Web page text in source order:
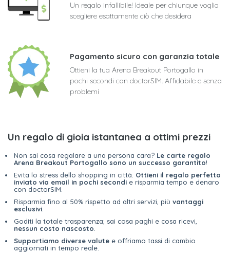
Un regalo infallibile! Ideale per chiunque voglia
scegliere esattamente ciò che desidera
Pagamento sicuro con garanzia totale
Ottieni la tua Arena Breakout Portogallo in
pochi secondi con doctorSIM. Affidabile e senza
problemi
Un regalo di gioia istantanea a ottimi prezzi
Non sai cosa regalare a una persona cara? Le carte regalo
Arena Breakout Portogallo sono un successo garantito!
Evita lo stress dello shopping in città. Ottieni il regalo perfetto
inviato via email in pochi secondi e risparmia tempo e denaro
con doctorSIM.
Risparmia fino al 50% rispetto ad altri servizi, più vantaggi
esclusivi
Goditi la totale trasparenza; sai cosa paghi e cosa ricevi,
nessun costo nascosto
Supportiamo diverse valute e offriamo tassi di cambio
aggiornati in tempo reale.